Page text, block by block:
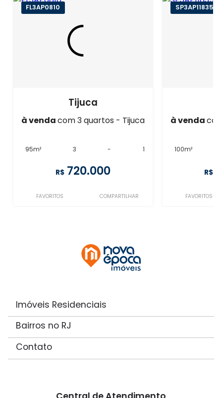
FL3AP0810
Tijuca
à vendacom 3 quartos - Tijuca
95m² 3 - 1
R$ 720.000
FAVORITOS COMPARTILHAR
SP3AP11835
à venda
100m²
R$
FAVORITOS
Imóveis Residenciais
Bairros no RJ
Contato